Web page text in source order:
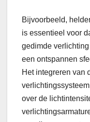
Bijvoorbeeld,
is essentieel voor
gedimde
een ontspannen
Het integreren van
over de